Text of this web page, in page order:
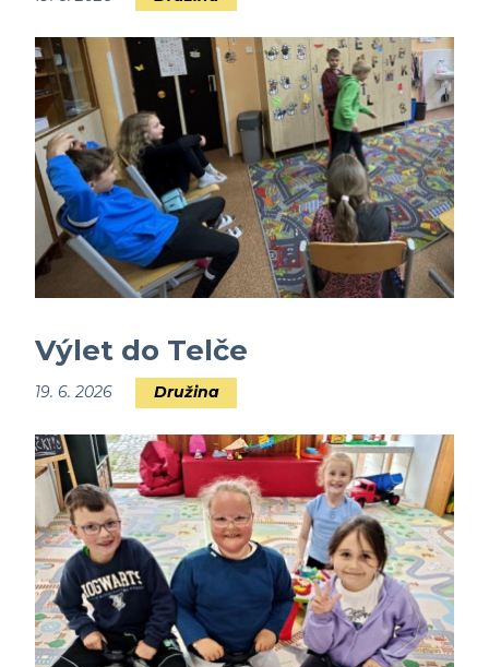
Výlet do Telče
19. 6. 2026 Družina